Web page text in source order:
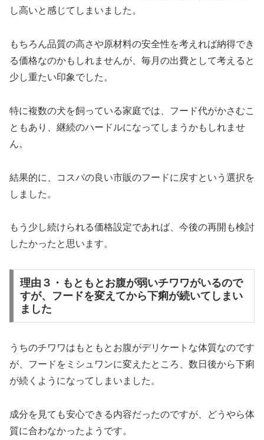
し高いと感じてしまいました。
もちろん品質の高さや原材料の安全性を考えれば納得でき
る価格なのかもしれませんが、毎月の出費として考えると
少し重たい印象でした。
特に複数の犬を飼っている家庭では、フード代がかさむこ
ともあり、継続のハードルになってしまうかもしれませ
ん。
結果的に、コスパの良い市販のフードに戻すという選択を
しました。
もう少し続けられる価格設定であれば、今後の再開も検討
したかったと思います。
理由３・もともとお腹が弱いチワワがいるので
すが、フードを変えてから下痢が続いてしまい
ました
うちのチワワはもともとお腹がデリケートな体質なのです
が、フードをミシュワンに変えたところ、数日後から下痢
が続くようになってしまいました。
成分を見ても安心できる内容だったのですが、どうやら体
質に合わなかったようです。